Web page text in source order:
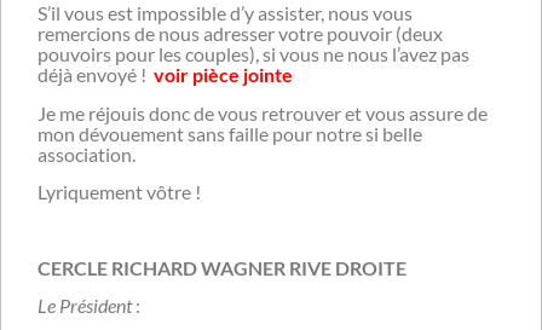
S’il vous est impossible d’y assister, nous vous
remercions de nous adresser votre pouvoir (deux
pouvoirs pour les couples), si vous ne nous l’avez pas
déjà envoyé ! voir pièce jointe
Je me réjouis donc de vous retrouver et vous assure de
mon dévouement sans faille pour notre si belle
association.
Lyriquement vôtre !
CERCLE RICHARD WAGNER RIVE DROITE
Le Président: